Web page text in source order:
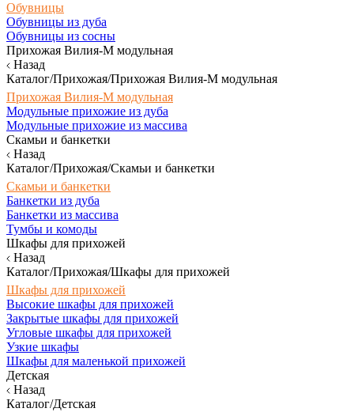
Обувницы
Обувницы из дуба
Обувницы из сосны
Прихожая Вилия-М модульная
Назад
Каталог/Прихожая/Прихожая Вилия-М модульная
Прихожая Вилия-М модульная
Модульные прихожие из дуба
Модульные прихожие из массива
Скамьи и банкетки
Назад
Каталог/Прихожая/Скамьи и банкетки
Скамьи и банкетки
Банкетки из дуба
Банкетки из массива
Тумбы и комоды
Шкафы для прихожей
Назад
Каталог/Прихожая/Шкафы для прихожей
Шкафы для прихожей
Высокие шкафы для прихожей
Закрытые шкафы для прихожей
Угловые шкафы для прихожей
Узкие шкафы
Шкафы для маленькой прихожей
Детская
Назад
Каталог/Детская